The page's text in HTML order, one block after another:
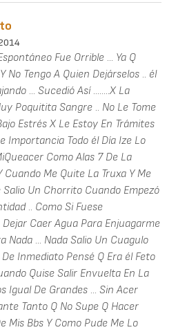
Fue Orrible ... Ya Q
No Tengo A Quien Dejárselos .. él
... Sucedió Así ........X La
Poquitita Sangre .. No Le Tome
Estrés X Le Estoy En Trámites
Importancia Todo él Día Ize Lo
Como Alas 7 De La
Me Quite La Truxa Y Me
Salio Un Chorrito Cuando Empezó
.. Como Si Fuese
Dejar Caer Agua Para Enjuagarme
Nada ... Nada Salio Un Cuagulo
Inmediato Pensé Q Era él Feto
Quise Salir Envuelta En La
Igual De Grandes ... Sin Acer
Tanto Q No Supe Q Hacer
Mis Bbs Y Como Pude Me Lo